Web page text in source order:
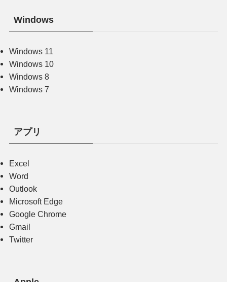
Windows
Windows 11
Windows 10
Windows 8
Windows 7
アプリ
Excel
Word
Outlook
Microsoft Edge
Google Chrome
Gmail
Twitter